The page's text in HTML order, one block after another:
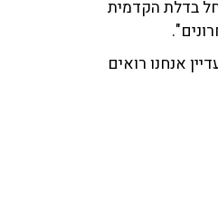
בדלת הקדמית
אנחנו רואים